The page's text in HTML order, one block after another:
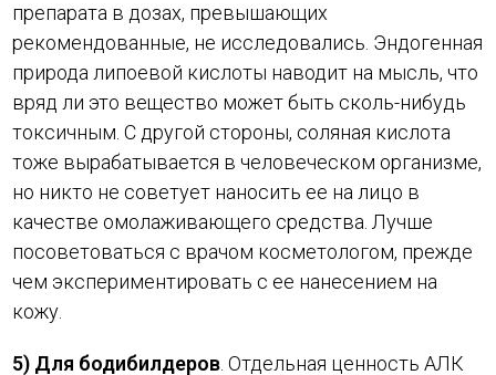
препарата в дозах, превышающих
рекомендованные, не исследовались. Эндогенная
природа липоевой кислоты наводит на мысль, что
вряд ли это вещество может быть сколь-нибудь
токсичным. С другой стороны, соляная кислота
тоже вырабатывается в человеческом организме,
но никто не советует наносить ее на лицо в
качестве омолаживающего средства. Лучше
посоветоваться с врачом косметологом, прежде
чем экспериментировать с ее нанесением на
кожу.
5) Для бодибилдеров . Отдельная ценность АЛК